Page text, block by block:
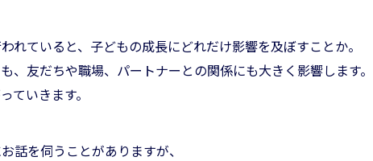
れていると、子どもの成長にどれだけ影響を及ぼすことか。
、友だちや職場、パートナーとの関係にも大きく影響します。
ていきます。
話を伺うことがありますが、